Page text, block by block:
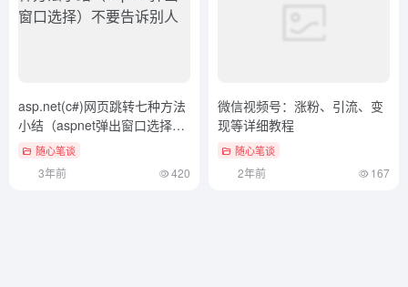
asp.net(c#)网页跳转七种方法
小结（aspnet弹出窗口选择）
不要告诉别人
随心笔谈
3年前 420
微信视频号：涨粉、引流、变
现等详细教程
随心笔谈
2年前 167